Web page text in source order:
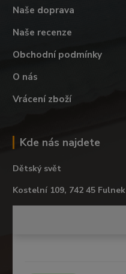
Naše doprava
Naše recenze
Obchodní podmínky
O nás
Vrácení zboží
Kde nás najdete
Dětský svět
Kostelní 109, 742 45 Fulnek